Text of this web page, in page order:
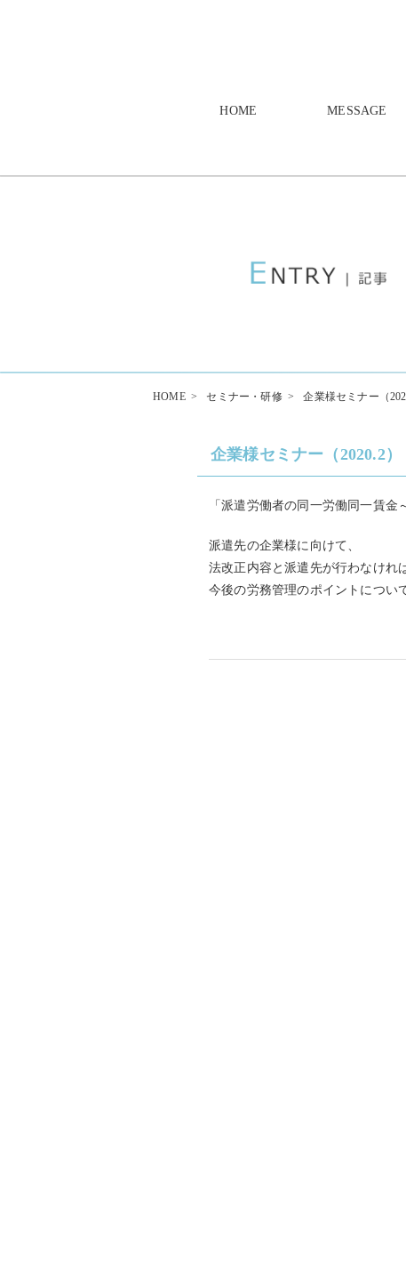
HOME MESSAGE
HOME> セミナー・研修> 企業様セミナー（
企業様セミナー（2020.2）
「派遣労働者の同一労働同一賃
派遣先の企業様に向けて、
法改正内容と派遣先が行わなけれ
今後の労務管理のポイントについ